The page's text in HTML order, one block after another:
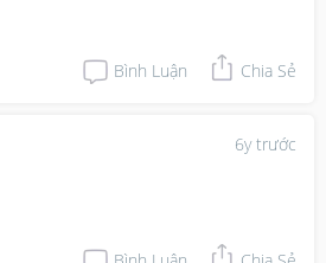
Bình Luận Chia Sẻ
6y trước